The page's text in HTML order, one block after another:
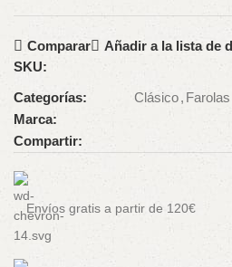
Comparar
Añadir a la lista de
SKU:
Categorías:
Clásico,
Marca:
Compartir:
Envíos gratis a partir de 120€